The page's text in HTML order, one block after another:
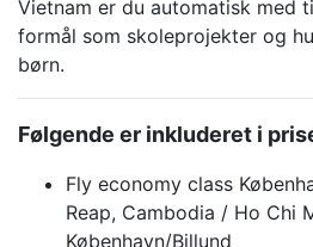
Vietnam er du automatisk med
formål som skoleprojekter og
børn.
Følgende er inkluderet i
Fly economy class
Reap, Cambodia / Ho Chi
København/Billund